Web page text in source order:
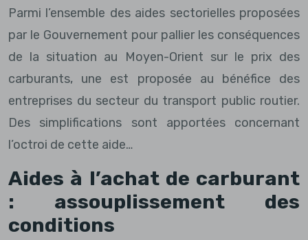
Parmi l’ensemble des aides sectorielles proposées
par le Gouvernement pour pallier les conséquences
de la situation au Moyen-Orient sur le prix des
carburants, une est proposée au bénéfice des
entreprises du secteur du transport public routier.
Des simplifications sont apportées concernant
l’octroi de cette aide…
Aides à l’achat de carburant
: assouplissement des
conditions